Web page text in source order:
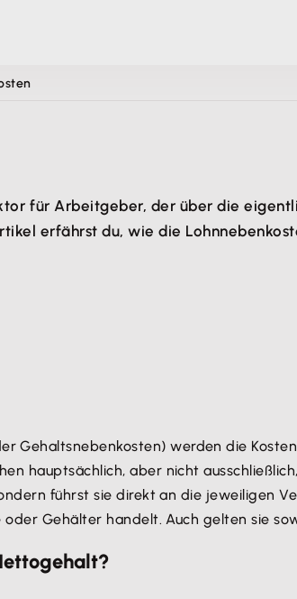
für Arbeitgeber, der über die
erfährst du, wie die
Gehaltsnebenkosten) werden die
hauptsächlich, aber nicht
führst sie direkt an die jeweiligen
Gehälter handelt. Auch gelten sie